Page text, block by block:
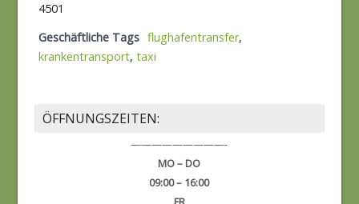
4501
Geschäftliche Tags flughafentransfer,
krankentransport, taxi
ÖFFNUNGSZEITEN:
—————————-
MO – DO
09:00 – 16:00